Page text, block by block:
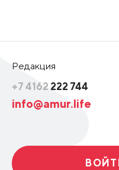
Редакция
+7 4162 222 744
info@amur.life